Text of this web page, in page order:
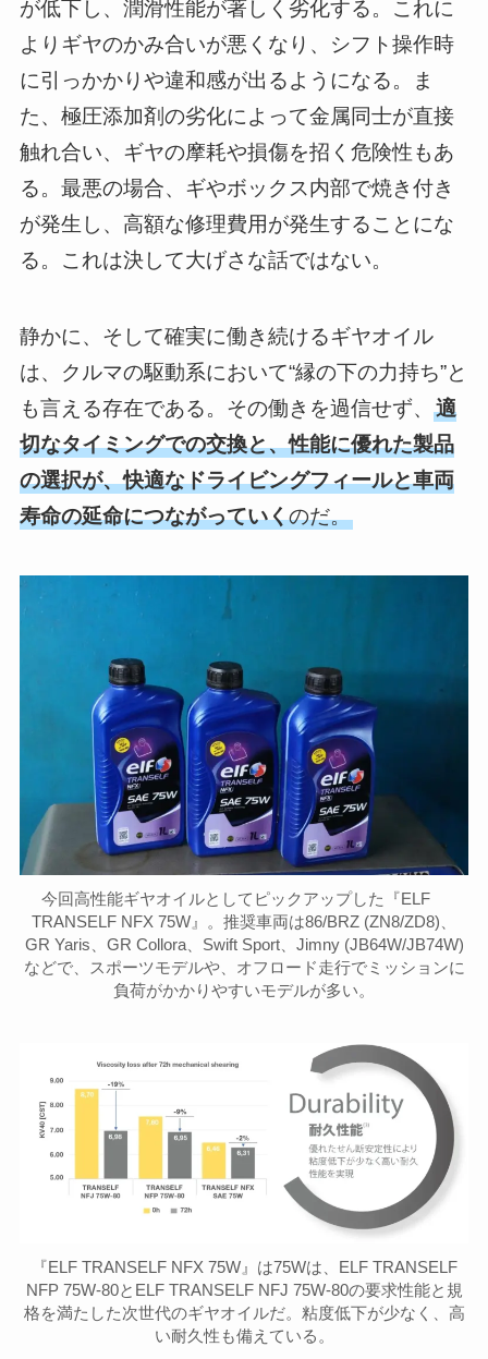
が低下し、潤滑性能が著しく劣化する。これに
よりギヤのかみ合いが悪くなり、シフト操作時
に引っかかりや違和感が出るようになる。ま
た、極圧添加剤の劣化によって金属同士が直接
触れ合い、ギヤの摩耗や損傷を招く危険性もあ
る。最悪の場合、ギやボックス内部で焼き付き
が発生し、高額な修理費用が発生することにな
る。これは決して大げさな話ではない。
静かに、そして確実に働き続けるギヤオイル
は、クルマの駆動系において“縁の下の力持ち”と
も言える存在である。その働きを過信せず、 適
切なタイミングでの交換と、性能に優れた製品
の選択が、快適なドライビングフィールと車両
寿命の延命につながっていくのだ。
今回高性能ギヤオイルとしてピックアップした『ELF
TRANSELF NFX 75W』。推奨車両は86/BRZ (ZN8/ZD8)、
GR Yaris、GR Collora、Swift Sport、Jimny (JB64W/JB74W)
などで、スポーツモデルや、オフロード走行でミッションに
負荷がかかりやすいモデルが多い。
『ELF TRANSELF NFX 75W』は75Wは、ELF TRANSELF
NFP 75W-80とELF TRANSELF NFJ 75W-80の要求性能と規
格を満たした次世代のギヤオイルだ。粘度低下が少なく、高
い耐久性も備えている。